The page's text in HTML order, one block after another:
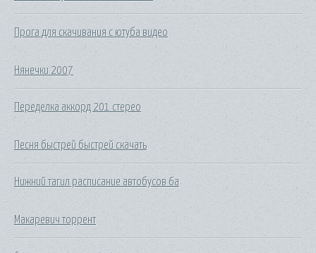
Прога для скачивания с ютуба видео
Нянечки 2007
Переделка аккорд 201 стерео
Песня быстрей быстрей скачать
Нижний тагил расписание автобусов 6а
Макаревич торрент